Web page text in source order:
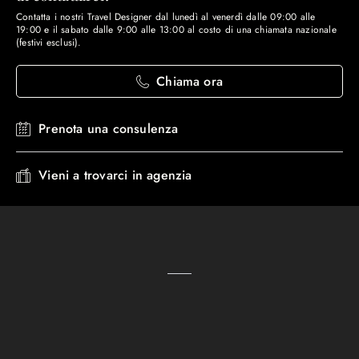
città.
di bere soloacqua in bottiglia sigillatae il disinfettante per le
mani va sempre portato con sé. La Medina è sicura di giorno ma
vicoli deserti dopo il tramonto
consiglia di mettere documenti e oggetti di valore in luoghi sicuri.
burger in atmosfera giovane e creativa. I ristoranti diPiazza
Jemaa el-Fnaoffrono cibo di strada economico e autentico.I
Travel Designer di Turisanda ti assisteranno per consigliarti i
migliori ristoranti marocchini da provare!
Contatta i nostri Travel Designer dal lunedì al venerdì dalle 09:00 alle
19:00 e il sabato dalle 9:00 alle 13:00 al costo di una chiamata nazionale
(festivi esclusi).
Chiama ora
Prenota una consulenza
Vieni a trovarci in agenzia